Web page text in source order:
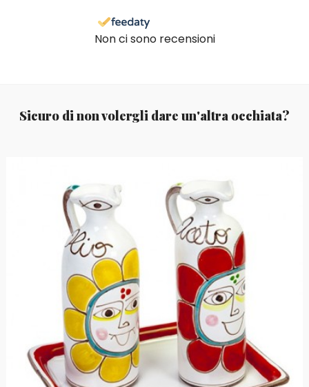
Non ci sono recensioni
Sicuro di non volergli dare un'altra occhiata?